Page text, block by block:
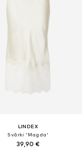
LINDEX
Svārki 'Magda'
39,90 €